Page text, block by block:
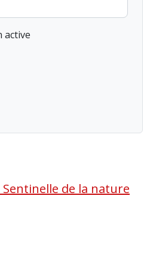
active
de la nature